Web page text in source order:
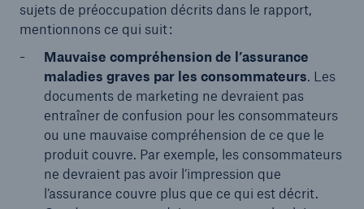
sujets de préoccupation décrits dans le rapport,
mentionnons ce qui suit :
Mauvaise compréhension de l’assurance
maladies graves par les consommateurs. Les
documents de marketing ne devraient pas
entraîner de confusion pour les consommateurs
ou une mauvaise compréhension de ce que le
produit couvre. Par exemple, les consommateurs
ne devraient pas avoir l’impression que
l’assurance couvre plus que ce qui est décrit.